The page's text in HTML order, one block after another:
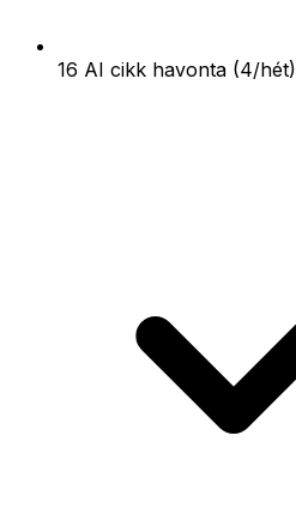
16 AI cikk havonta (4/hét)